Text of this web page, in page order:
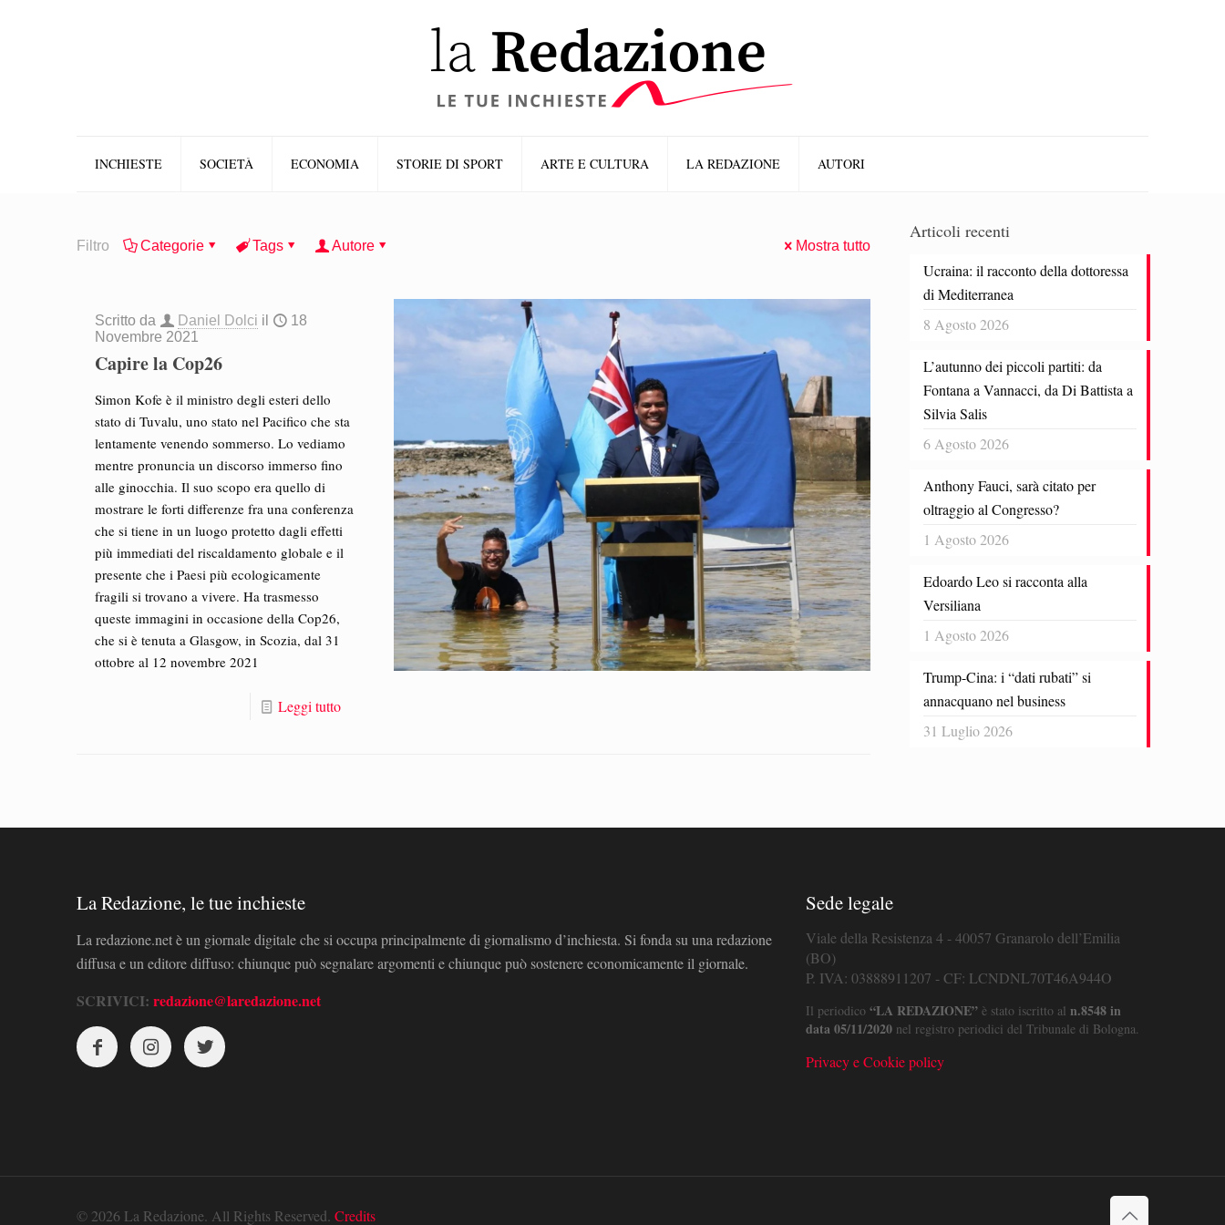
INCHIESTE SOCIETÀ ECONOMIA STORIE DI SPORT ARTE E CULTURA LA REDAZIONE AUTORI
Filtro Categorie Tags Autore Mostra tutto
Scritto da Daniel Dolci il
18
Novembre 2021
Capire la Cop26
Simon Kofe è il ministro degli esteri dello
stato di Tuvalu, uno stato nel Pacifico che sta
lentamente venendo sommerso. Lo vediamo
mentre pronuncia un discorso immerso fino
alle ginocchia. Il suo scopo era quello di
mostrare le forti differenze fra una conferenza
che si tiene in un luogo protetto dagli effetti
più immediati del riscaldamento globale e il
presente che i Paesi più ecologicamente
fragili si trovano a vivere. Ha trasmesso
queste immagini in occasione della Cop26,
che si è tenuta a Glasgow, in Scozia, dal 31
ottobre al 12 novembre 2021
Leggi tutto
Articoli recenti
Ucraina: il racconto della dottoressa
di Mediterranea
8 Agosto 2026
L’autunno dei piccoli partiti: da
Fontana a Vannacci, da Di Battista a
Silvia Salis
6 Agosto 2026
Anthony Fauci, sarà citato per
oltraggio al Congresso?
1 Agosto 2026
Edoardo Leo si racconta alla
Versiliana
1 Agosto 2026
Trump-Cina: i “dati rubati” si
annacquano nel business
31 Luglio 2026
La Redazione, le tue inchieste
La redazione.net è un giornale digitale che si occupa principalmente di giornalismo d’inchiesta. Si fonda su una redazione
diffusa e un editore diffuso: chiunque può segnalare argomenti e chiunque può sostenere economicamente il giornale.
SCRIVICI: redazione@laredazione.net
Sede legale
Viale della Resistenza 4 - 40057 Granarolo dell’Emilia
(BO)
P. IVA: 03888911207 - CF: LCNDNL70T46A944O
Il periodico “LA REDAZIONE”è stato iscritto al n.8548 in
data 05/11/2020nel registro periodici del Tribunale di Bologna.
Privacy e Cookie policy
© 2026 La Redazione. All Rights Reserved. Credits